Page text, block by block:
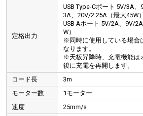
定格出力
USB Type-Cポート 5V/3A
3A、20V/2.25A（最大45W）
USB Aポート 5V/2A、9V/
W）
※同時に使用している場合
なります。
※天板昇降時、充電機能は
後に充電を再開します。
コード長
3m
モーター数
1モーター
速度
25mm/s